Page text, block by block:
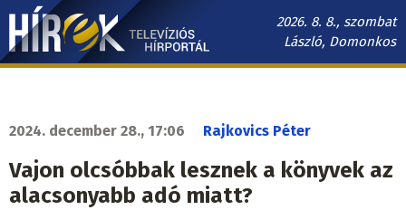
Ugrás
tartalomra
2026. 8. 8., szombat
László, Domonkos
Hírek.sk
2024. december 28., 17:06 Rajkovics Péter
Vajon olcsóbbak lesznek a könyvek az
alacsonyabb adó miatt?